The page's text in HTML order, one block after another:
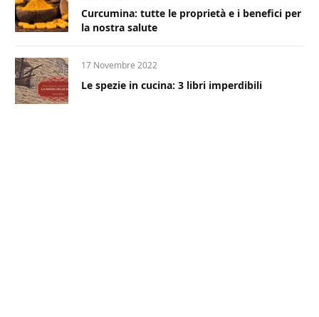
Curcumina: tutte le proprietà e i benefici per
la nostra salute
17 Novembre 2022
Le spezie in cucina: 3 libri imperdibili